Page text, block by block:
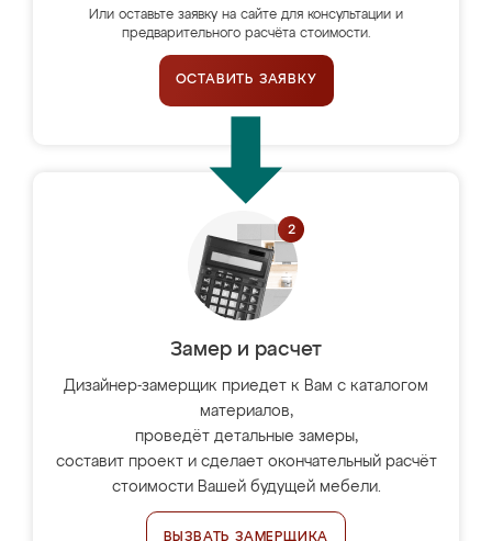
Или оставьте заявку на сайте для консультации и
предварительного расчёта стоимости.
ОСТАВИТЬ ЗАЯВКУ
Замер и расчет
Дизайнер-замерщик приедет к Вам с каталогом
материалов,
проведёт детальные замеры,
составит проект и сделает окончательный расчёт
стоимости Вашей будущей мебели.
ВЫЗВАТЬ ЗАМЕРЩИКА